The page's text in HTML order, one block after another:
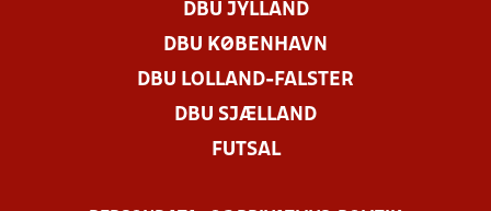
DBU JYLLAND
DBU KØBENHAVN
DBU LOLLAND-FALSTER
DBU SJÆLLAND
FUTSAL